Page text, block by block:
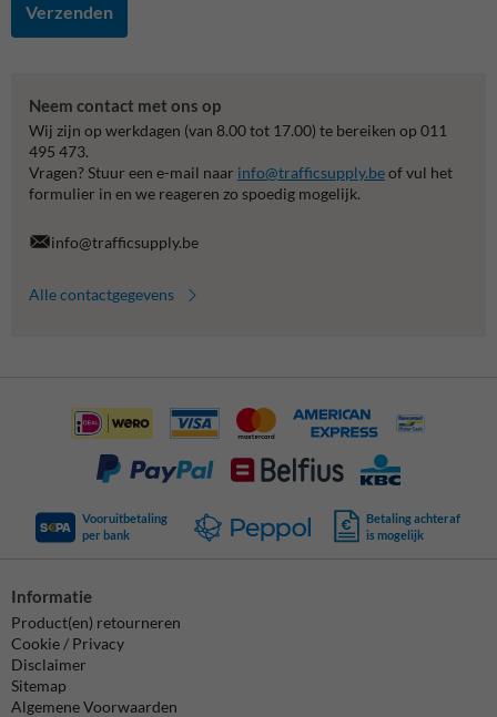
Verzenden
Neem contact met ons op
Wij zijn op werkdagen (van 8.00 tot 17.00) te bereiken op 011
495 473.
Vragen? Stuur een e-mail naar info@trafficsupply.beof vul het
formulier in en we reageren zo spoedig mogelijk.
info@trafficsupply.be
Alle contactgegevens
Vooruitbetaling
per bank
Betaling achteraf
is mogelijk
Informatie
Product(en) retourneren
Cookie / Privacy
Disclaimer
Sitemap
Algemene Voorwaarden